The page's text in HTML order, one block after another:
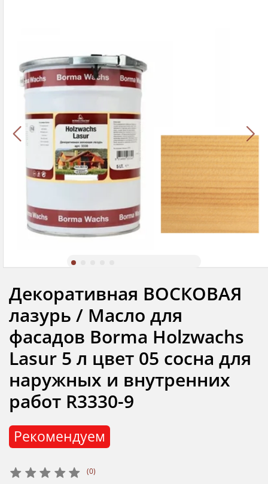
(0)
Рекомендуем
Декоративная ВОСКОВАЯ
лазурь / Масло для
фасадов Borma Holzwachs
Lasur 5 л цвет 05 сосна для
наружных и внутренних
работ R3330-9